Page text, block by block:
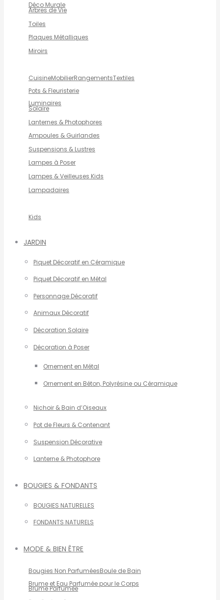
Déco Murale
Arbres de Vie
Toiles
Plaques Métalliques
Miroirs
CuisineMobilierRangementsTextiles
Pots & Fleuristerie
Luminaires
Solaire
Lanternes & Photophores
Ampoules & Guirlandes
Suspensions & Lustres
Lampes à Poser
Lampes & Veilleuses Kids
Lampadaires
Kids
JARDIN
Piquet Décoratif en Céramique
Piquet Décoratif en Métal
Personnage Décoratif
Animaux Décoratif
Décoration Solaire
Décoration à Poser
Ornement en Métal
Ornement en Béton, Polyrésine ou Céramique
Nichoir & Bain d’Oiseaux
Pot de Fleurs & Contenant
Suspension Décorative
Lanterne & Photophore
BOUGIES & FONDANTS
BOUGIES NATURELLES
FONDANTS NATURELS
MODE & BIEN ÊTRE
Bougies Non ParfuméesBoule de Bain
Brume et Eau Parfumée pour le Corps
Brume Parfumée